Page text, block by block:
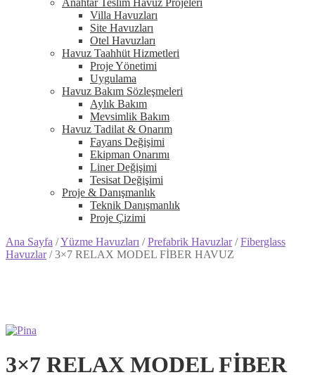
Anahtar Teslim Havuz Projeleri
Villa Havuzları
Site Havuzları
Otel Havuzları
Havuz Taahhüt Hizmetleri
Proje Yönetimi
Uygulama
Havuz Bakım Sözleşmeleri
Aylık Bakım
Mevsimlik Bakım
Havuz Tadilat & Onarım
Fayans Değişimi
Ekipman Onarımı
Liner Değişimi
Tesisat Değişimi
Proje & Danışmanlık
Teknik Danışmanlık
Proje Çizimi
Ana Sayfa /Yüzme Havuzları /Prefabrik Havuzlar/Fiberglass
Havuzlar/3×7 RELAX MODEL FİBER HAVUZ
3×7 RELAX MODEL FİBER